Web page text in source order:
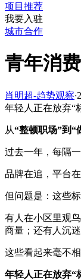
项目推荐
我要入驻
城市合作
青年消
肖明超-趋势观察·
年轻人正在放弃“
从“整顿职场”到“
过去一年，每隔
品牌在追，平台
但问题是：这些
有人在小区里观
商量；还有人沉
这些看起来毫不
年轻人正在放弃“